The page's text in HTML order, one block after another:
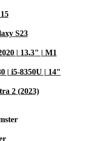
S23
| 13.3" | M1
| i5-8350U | 14"
2 (2023)